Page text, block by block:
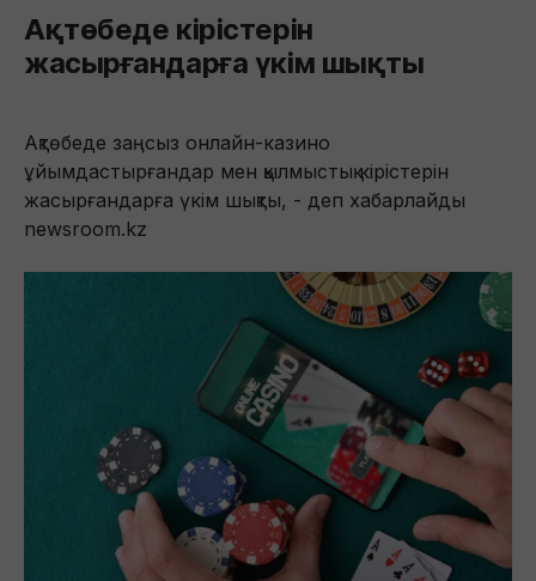
Ақтөбеде кірістерін
жасырғандарға үкім шықты
Ақтөбеде заңсыз онлайн-казино
ұйымдастырғандар мен қылмыстық кірістерін
жасырғандарға үкім шықты, - деп хабарлайды
newsroom.kz